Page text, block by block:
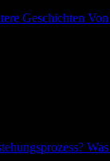
Geschichten